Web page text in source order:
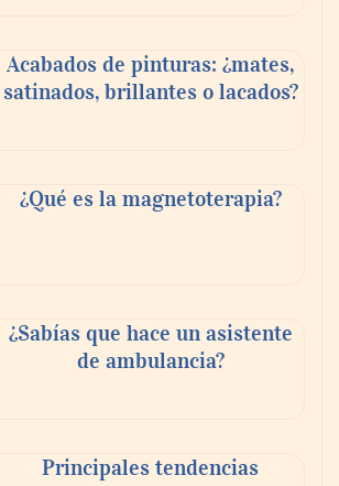
talento mexicano y
médico
Acabados de pinturas: ¿mates,
satinados, brillantes o lacados?
¿Qué es la magnetoterapia?
¿Sabías que hace un asistente
de ambulancia?
Principales tendencias